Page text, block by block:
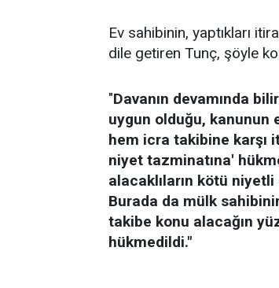
Ev sahibinin, yaptıkları
dile getiren Tunç, şöyle
"Davanın devamında
uygun olduğu, kanunun
hem icra takibine karşı
niyet tazminatına'
alacaklıların kötü
Burada da mülk
takibe konu alacağın
hükmedildi."